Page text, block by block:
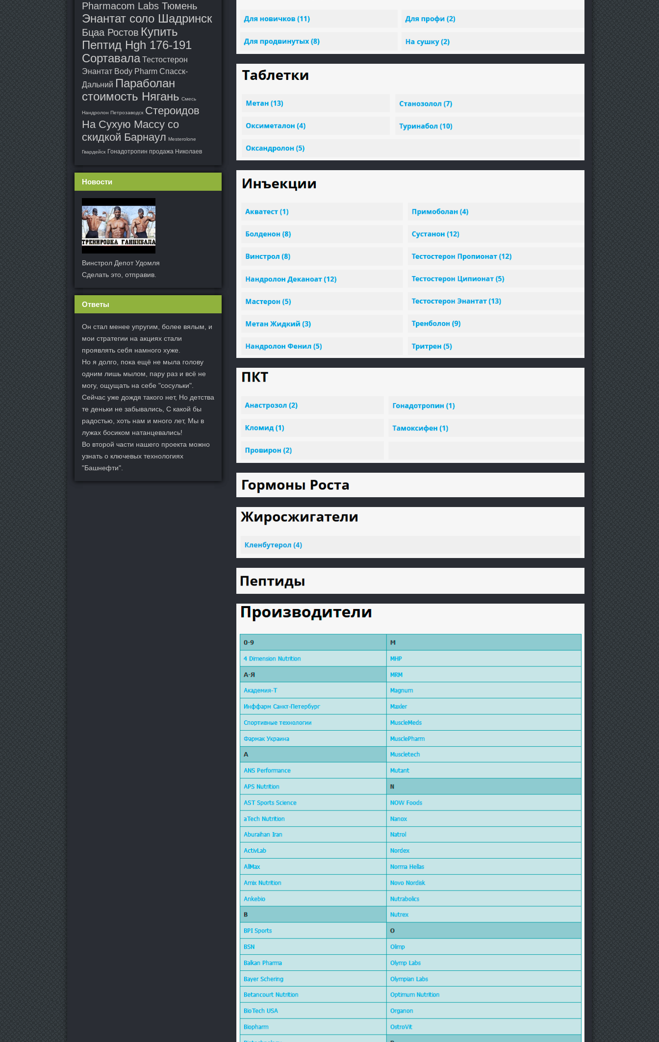
Pharmacom Labs Тюмень
Энантат соло Шадринск
Бцаа Ростов Купить
Пептид Hgh 176-191
Сортавала Тестостерон
Энантат Body Pharm Спасск-
Дальний Параболан
стоимость Нягань Смесь
Нандролон Петрозаводск Стероидов
На Сухую Массу со
скидкой Барнаул Mesterolone
Гвардейск Гонадотропин продажа Николаев
Новости
Винстрол Депот Удомля
Сделать это, отправив.
Ответы
Он стал менее упругим, более вялым, и
мои стратегии на акциях стали
проявлять себя намного хуже.
Но я долго, пока ещё не мыла голову
одним лишь мылом, пару раз и всё не
могу, ощущать на себе "сосульки".
Сейчас уже дождя такого нет, Но детства
те деньки не забывались, С какой бы
радостью, хоть нам и много лет, Мы в
лужах босиком натанцевались!
Во второй части нашего проекта можно
узнать о ключевых технологиях
"Башнефти".